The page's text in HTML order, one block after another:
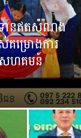
បទានឥតសំណង
គម្រោង​​ការ
សហគមន៍​